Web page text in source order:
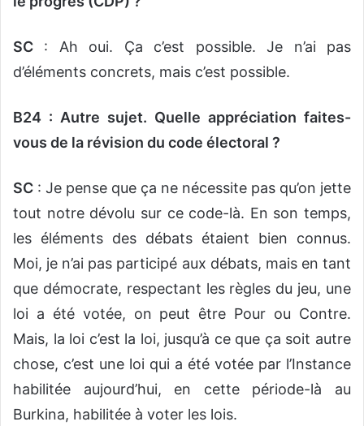
SC : Ah oui. Ça c’est possible. Je n’ai pas
d’éléments concrets, mais c’est possible.
B24 : Autre sujet. Quelle appréciation faites-
vous de la révision du code électoral ?
SC : Je pense que ça ne nécessite pas qu’on jette
tout notre dévolu sur ce code-là. En son temps,
les éléments des débats étaient bien connus.
Moi, je n’ai pas participé aux débats, mais en tant
que démocrate, respectant les règles du jeu, une
loi a été votée, on peut être Pour ou Contre.
Mais, la loi c’est la loi, jusqu’à ce que ça soit autre
chose, c’est une loi qui a été votée par l’Instance
habilitée aujourd’hui, en cette période-là au
Burkina, habilitée à voter les lois.